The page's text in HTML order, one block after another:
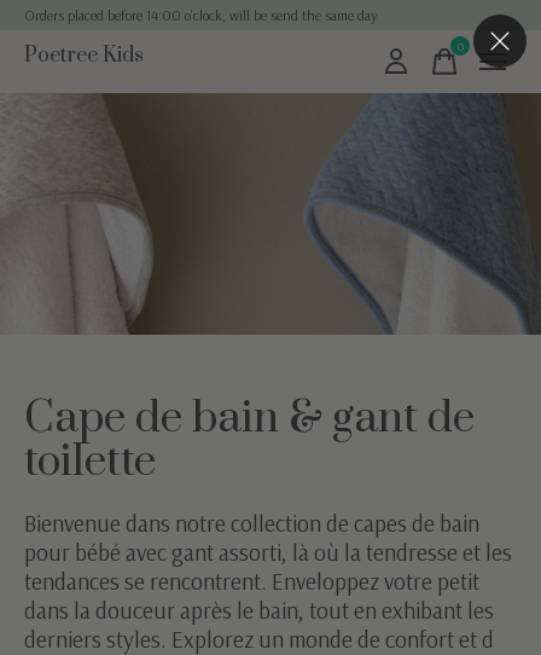
Orders placed before 14:00 o'clock, will be send the same day
Poetree Kids 0items
Cape de bain & gant de
toilette
Bienvenue dans notre collection de capes de bain
pour bébé avec gant assorti, là où la tendresse et les
tendances se rencontrent. Enveloppez votre petit
dans la douceur après le bain, tout en exhibant les
derniers styles. Explorez un monde de confort et d